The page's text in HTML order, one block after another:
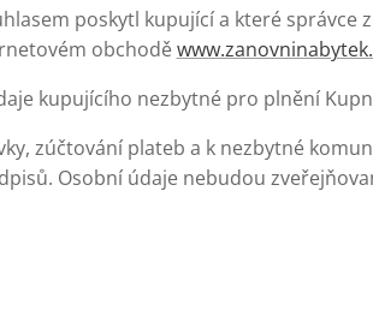
poskytl kupující a které správce
obchodě
kupujícího nezbytné pro plnění
zúčtování plateb a k nezbytné
Osobní údaje nebudou